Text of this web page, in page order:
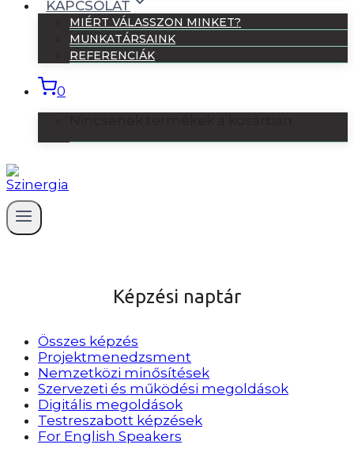
KAPCSOLAT
MIÉRT VÁLASSZON MINKET?
MUNKATÁRSAINK
REFERENCIÁK
0
Képzési naptár
Összes képzés
Projektmenedzsment
Nemzetközi minősítések
Szervezeti és működési megoldások
Digitális megoldások
Testreszabott képzések
For English Speakers